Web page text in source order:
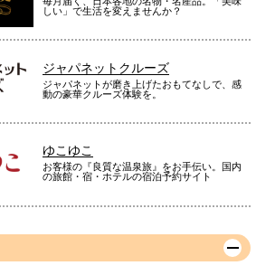
しい」で生活を変えませんか？
ジャパネットクルーズ
ジャパネットが磨き上げたおもてなしで、感
動の豪華クルーズ体験を。
ゆこゆこ
お客様の『良質な温泉旅』をお手伝い。国内
の旅館・宿・ホテルの宿泊予約サイト